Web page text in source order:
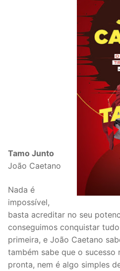
Tamo Junto
João Caetano
Nada é
impossível,
basta acreditar no seu
conseguimos conquistar
primeira, e João Caetano
também sabe que o sucesso
pronta, nem é algo simples